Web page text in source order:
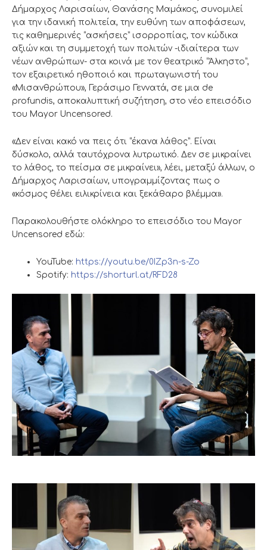
Δήμαρχος Λαρισαίων, Θανάσης Μαμάκος, συνομιλεί
για την ιδανική πολιτεία, την ευθύνη των αποφάσεων,
τις καθημερινές “ασκήσεις” ισορροπίας, τον κώδικα
αξιών και τη συμμετοχή των πολιτών -ιδιαίτερα των
νέων ανθρώπων- στα κοινά με τον θεατρικό “Άλκηστο”,
τον εξαιρετικό ηθοποιό και πρωταγωνιστή του
«Μισανθρώπου», Γεράσιμο Γεννατά, σε μια de
profundis, αποκαλυπτική συζήτηση, στο νέο επεισόδιο
του Mayor Uncensored.
«Δεν είναι κακό να πεις ότι “έκανα λάθος”. Είναι
δύσκολο, αλλά ταυτόχρονα λυτρωτικό. Δεν σε μικραίνει
το λάθος, το πείσμα σε μικραίνει», λέει, μεταξύ άλλων, ο
Δήμαρχος Λαρισαίων, υπογραμμίζοντας πως ο
«κόσμος θέλει ειλικρίνεια και ξεκάθαρο βλέμμα».
Παρακολουθήστε ολόκληρο το επεισόδιο του Mayor
Uncensored εδώ:
YouTube: https://youtu.be/0IZp3n-s-Zo
Spotify: https://shorturl.at/RFD28